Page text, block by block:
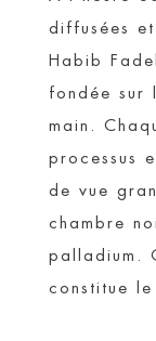
diffusées
Habib
fondée sur
main.
processus
de vue
chambre
palladium.
constitue